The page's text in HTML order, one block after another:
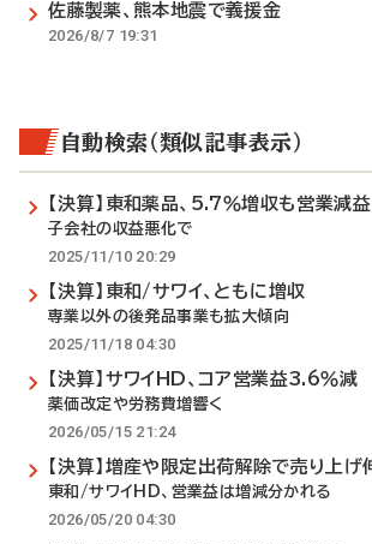
佐藤製薬、熊本地震で義援金
2026/8/7 19:31
自動検索（類似記事表示）
【決算】東和薬品、5.7％増収も営業減益
子会社の収益悪化で
2025/11/10 20:29
【決算】東和/サワイ、ともに増収
専業以外の後発品事業も拡大傾向
2025/11/18 04:30
【決算】サワイHD、コア営業益3.6％減
薬価改定や労務費増響く
2026/05/15 21:24
【決算】増産や限定出荷解除で売り上げ
東和/サワイHD、営業益は増減分かれる
2026/05/20 04:30